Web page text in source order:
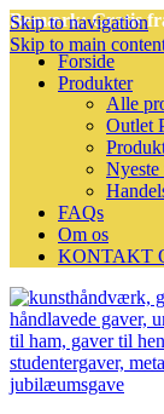
Skip to navigation
Skip to main
Bemærk: Gratis
Forside
Produkter
Alle
Outlet
FAQs
Om os
KONTAKT